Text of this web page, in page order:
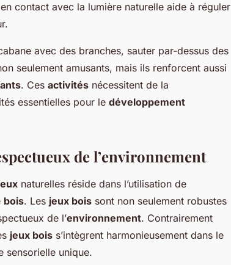
contact avec la lumière naturelle aide à réguler
avec des branches, sauter par-dessus des
seulement amusants, mais ils renforcent aussi
. Ces activités nécessitent de la
essentielles pour le développement
de l’environnement
naturelles réside dans l’utilisation de
bois. Les jeux bois sont non seulement robustes
de l’environnement. Contrairement
jeux bois s’intègrent harmonieusement dans le
sensorielle unique.